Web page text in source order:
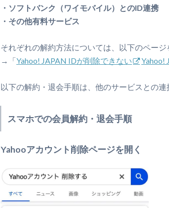
・ソフトバンク（ワイモバイル）とのID連携
・その他有料サービス
それぞれの解約方法については、以下のページ
→「Yahoo! JAPAN IDが削除できない Yahoo!
以下の解約・退会手順は、他のサービスとの連
スマホでの会員解約・退会手順
Yahooアカウント削除ページを開く